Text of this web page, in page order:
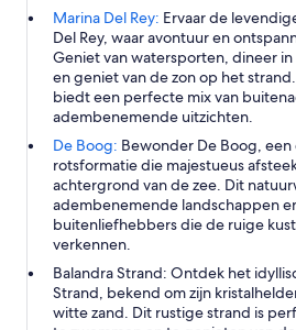
Marina Del Rey: Ervaar de
Del Rey, waar avontuur en
Geniet van watersporten, dineer in
en geniet van de zon op het
biedt een perfecte mix van
adembenemende uitzichten.
De Boog: Bewonder De Boog,
rotsformatie die majestueus
achtergrond van de zee. Dit
adembenemende landschappen
buitenliefhebbers die de ruige
verkennen.
Balandra Strand: Ontdek het
Strand, bekend om zijn
witte zand. Dit rustige strand is